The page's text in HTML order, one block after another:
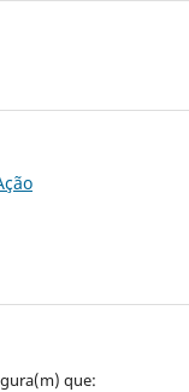
que: